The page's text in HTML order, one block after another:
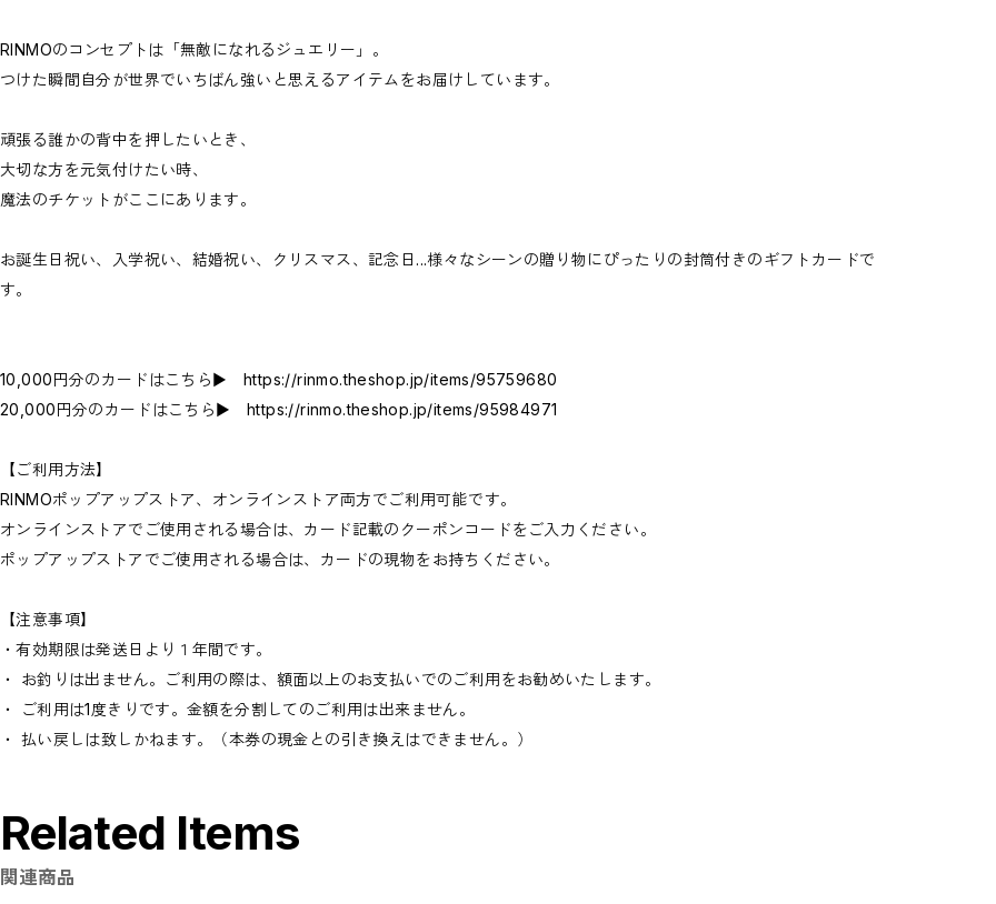
RINMOのコンセプトは「無敵になれるジュエリー」。
つけた瞬間自分が世界でいちばん強いと思えるアイテムをお届けしています。
頑張る誰かの背中を押したいとき、
大切な方を元気付けたい時、
魔法のチケットがここにあります。
お誕生日祝い、入学祝い、結婚祝い、クリスマス、記念日...様々なシーンの贈り物にぴったりの封筒付きのギフトカードで
す。
10,000円分のカードはこちら▶︎https://rinmo.theshop.jp/items/95759680
20,000円分のカードはこちら▶︎https://rinmo.theshop.jp/items/95984971
【ご利用方法】
RINMOポップアップストア、オンラインストア両方でご利用可能です。
オンラインストアでご使用される場合は、カード記載のクーポンコードをご入力ください。
ポップアップストアでご使用される場合は、カードの現物をお持ちください。
【注意事項】
・有効期限は発送日より１年間です。
・ お釣りは出ません。ご利用の際は、額面以上のお支払いでのご利用をお勧めいたします。
・ ご利用は1度きりです。金額を分割してのご利用は出来ません。
・ 払い戻しは致しかねます。（本券の現金との引き換えはできません。）
Related Items
関連商品